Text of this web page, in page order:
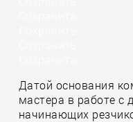
Датой основания
мастера в работе с
начинающих